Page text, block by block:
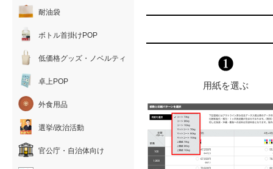
用紙を選ぶ
耐油袋
ボトル首掛けPOP
低価格グッズ・ノベルティ
卓上POP
外食用品
選挙/政治活動
官公庁・自治体向け